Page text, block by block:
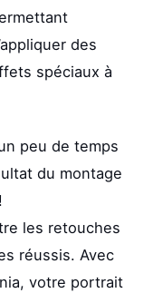
des
spéciaux à
peu de temps
du montage
les retouches
réussis. Avec
votre portrait